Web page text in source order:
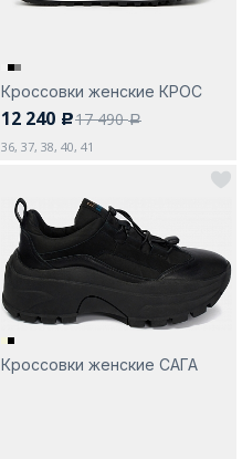
Кроссовки женские КРОС
12 240 c17 490a
36, 37, 38, 40, 41
Кроссовки женские САГА